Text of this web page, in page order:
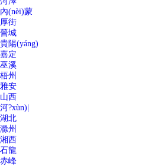
內(nèi)蒙
厚街
晉城
貴陽(yáng)
嘉定
巫溪
梧州
雅安
山西
河?xùn)|
湖北
滁州
湘西
石龍
赤峰